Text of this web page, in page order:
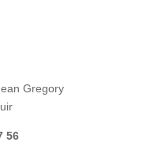
Gregory
56